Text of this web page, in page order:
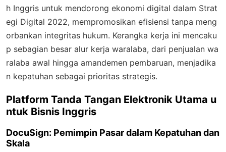
h Inggris untuk mendorong ekonomi digital dalam Strat
egi Digital 2022, mempromosikan efisiensi tanpa meng
orbankan integritas hukum. Kerangka kerja ini mencaku
p sebagian besar alur kerja waralaba, dari penjualan wa
ralaba awal hingga amandemen pembaruan, menjadika
n kepatuhan sebagai prioritas strategis.
Platform Tanda Tangan Elektronik Utama u
ntuk Bisnis Inggris
DocuSign: Pemimpin Pasar dalam Kepatuhan dan
Skala